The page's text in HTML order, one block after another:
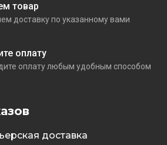
товар
доставку по указанному вами
оплату
оплату любым удобным способом
доставка